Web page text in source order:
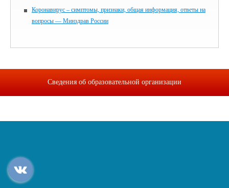
Коронавирус – симптомы, признаки, общая информация, ответы на
вопросы — Минздрав России
Сведения об образовательной организации